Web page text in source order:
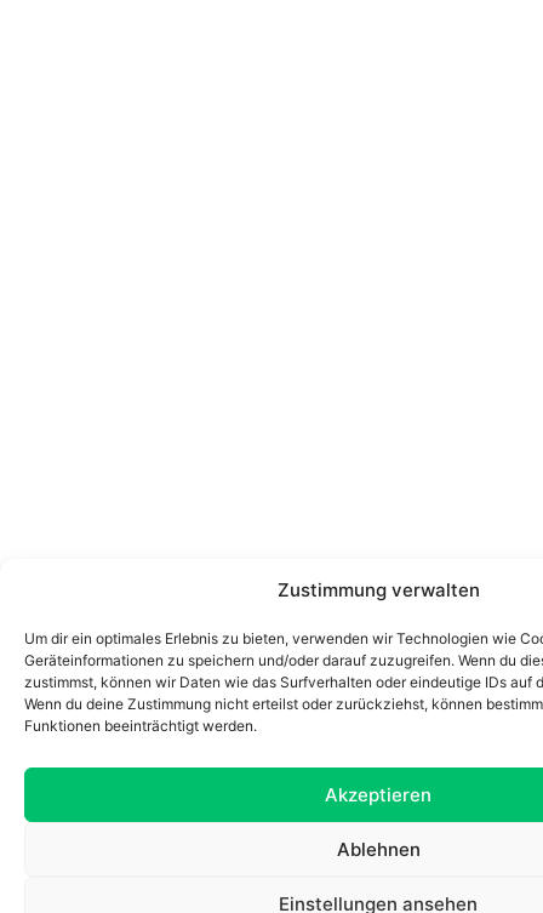
Zustimmung verwalten
Um dir ein optimales Erlebnis zu bieten, verwenden wir Technologien wie
Geräteinformationen zu speichern und/oder darauf zuzugreifen. Wenn du
zustimmst, können wir Daten wie das Surfverhalten oder eindeutige IDs auf
Wenn du deine Zustimmung nicht erteilst oder zurückziehst, können
Funktionen beeinträchtigt werden.
Akzeptieren
Ablehnen
Einstellungen ansehen